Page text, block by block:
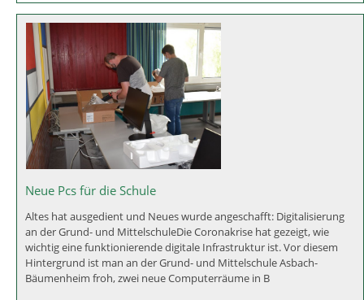
Neue Pcs für die Schule
Altes hat ausgedient und Neues wurde angeschafft: Digitalisierung
an der Grund- und MittelschuleDie Coronakrise hat gezeigt, wie
wichtig eine funktionierende digitale Infrastruktur ist. Vor diesem
Hintergrund ist man an der Grund- und Mittelschule Asbach-
Bäumenheim froh, zwei neue Computerräume in B